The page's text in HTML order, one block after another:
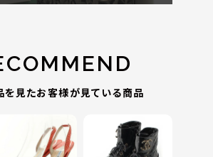
を見たお客様が見ている商品